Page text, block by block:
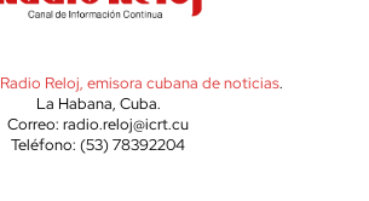
Radio Reloj, emisora cubana de noticias.
La Habana, Cuba.
Correo: radio.reloj@icrt.cu
Teléfono: (53) 78392204